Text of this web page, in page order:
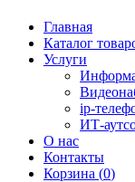
Главная
Каталог
Услуги
ip-
ИТ-
О нас
Контакты
Корзина (0)